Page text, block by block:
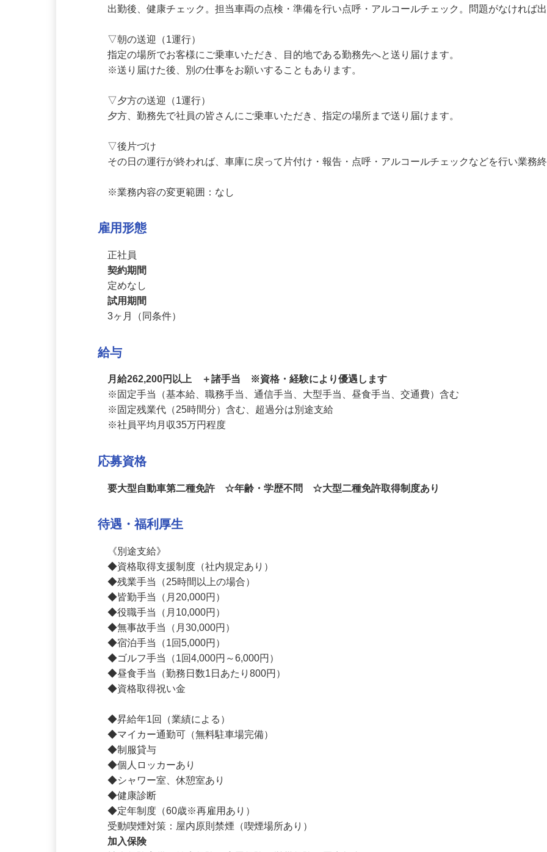
▽出発準備
▽朝の送迎（1運行）
指定の場所でお客様にご乗車いただき、目的地である勤務先へと送り届けます。
▽夕方の送迎（1運行）
▽後片づけ
雇用形態
正社員
契約期間
定めなし
試用期間
給与
月給262,200円以上 ＋諸手当 ※資格・経験により優遇します
※固定手当（基本給、職務手当、通信手当、大型手当、昼食手当、交通費）含む
応募資格
待遇・福利厚生
《別途支給》
◆資格取得支援制度（社内規定あり）
◆残業手当（25時間以上の場合）
◆皆勤手当（月20,000円）
◆役職手当（月10,000円）
◆無事故手当（月30,000円）
◆宿泊手当（1回5,000円）
◆ゴルフ手当（1回4,000円～6,000円）
◆資格取得祝い金
◆昇給年1回（業績による）
◆マイカー通勤可（無料駐車場完備）
◆制服貸与
◆個人ロッカーあり
◆シャワー室、休憩室あり
◆健康診断
◆定年制度（60歳※再雇用あり）